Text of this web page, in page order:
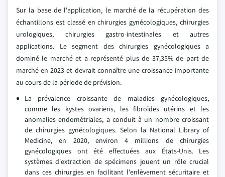
Sur la base de l'application, le marché de la récupération des
échantillons est classé en chirurgies gynécologiques, chirurgies
urologiques, chirurgies gastro-intestinales et autres
applications. Le segment des chirurgies gynécologiques a
dominé le marché et a représenté plus de 37,35% de part de
marché en 2023 et devrait connaître une croissance importante
au cours de la période de prévision.
La prévalence croissante de maladies gynécologiques,
comme les kystes ovariens, les fibroïdes utérins et les
anomalies endométriales, a conduit à un nombre croissant
de chirurgies gynécologiques. Selon la National Library of
Medicine, en 2020, environ 4 millions de chirurgies
gynécologiques ont été effectuées aux États-Unis. Les
systèmes d'extraction de spécimens jouent un rôle crucial
dans ces chirurgies en facilitant l'enlèvement sécuritaire et